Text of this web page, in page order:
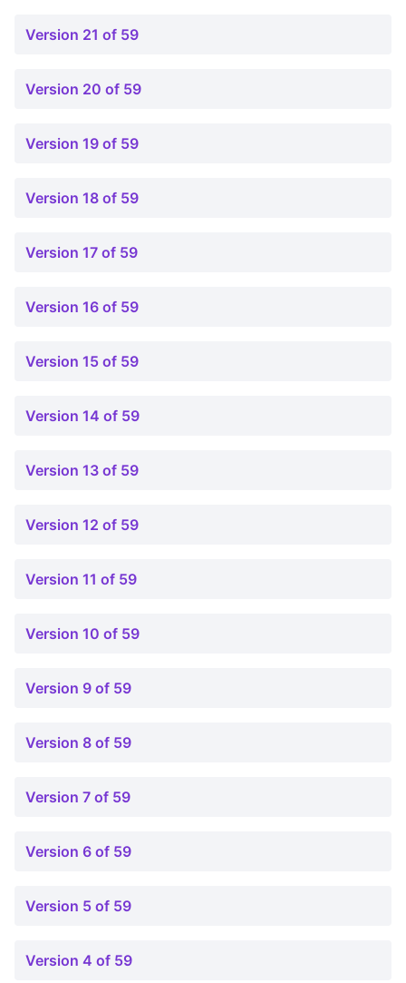
Version 21 of 59
Version 20 of 59
Version 19 of 59
Version 18 of 59
Version 17 of 59
Version 16 of 59
Version 15 of 59
Version 14 of 59
Version 13 of 59
Version 12 of 59
Version 11 of 59
Version 10 of 59
Version 9 of 59
Version 8 of 59
Version 7 of 59
Version 6 of 59
Version 5 of 59
Version 4 of 59